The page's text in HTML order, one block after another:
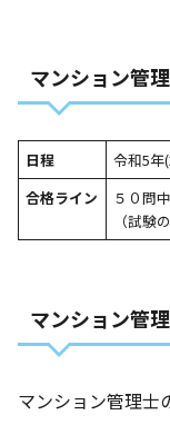
マンション管
日程
令和5
合格ライン
５０問
（試験
マンション管
マンション管理士